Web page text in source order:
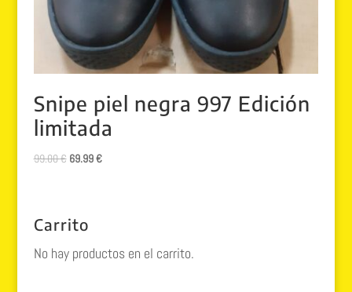
Snipe piel negra 997 Edición
limitada
99.00€ El
99.00 €.
69.99€El
Carrito
No hay productos en el carrito.